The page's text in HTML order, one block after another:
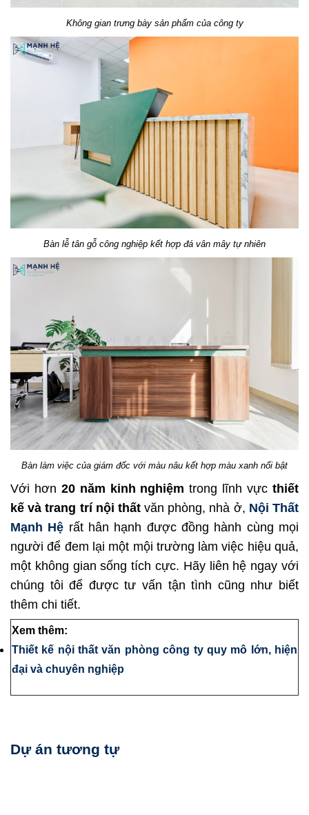
Không gian trưng bày sản phẩm của công ty
Bàn lễ tân gỗ công nghiệp kết hợp đá vân mây tự nhiên
Bàn làm việc của giám đốc với màu nâu kết hợp màu xanh nổi bật
Với hơn 20 năm kinh nghiệm trong lĩnh vựcthiết
kế và trang trí nội thấtvăn phòng, nhà ở, Nội Thất
Mạnh Hệ rất hân hạnh được đồng hành cùng mọi
người để đem lại một mội trường làm việc hiệu quả,
một không gian sống tích cực. Hãy liên hệ ngay với
chúng tôi để được tư vấn tận tình cũng như biết
thêm chi tiết.
Xem thêm:
Thiết kế nội thất văn phòng công ty quy mô lớn, hiện
đại và chuyên nghiệp
Dự án tương tự